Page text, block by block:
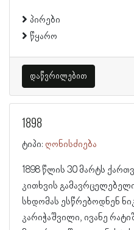
პირები
წყარო
დაწვრილებით
1898
ტიპი: ღონისძიება
1898 წლის 30 მარტს
კითხვის
სხდომას ესწრებოდნენ
კარიჭაშვილი, ივანე